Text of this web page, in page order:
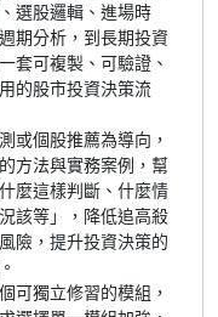
選股邏輯、進場時
期分析，到長期投資
套可複製、可驗證、
的股市投資決策流
或個股推薦為導向，
方法與實務案例，幫
麼這樣判斷、什麼情
該等」，降低追高殺
險，提升投資決策的
可獨立修習的模組，